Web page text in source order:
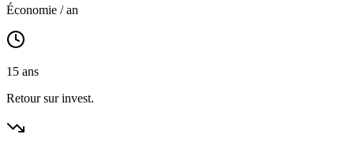
Économie / an
15 ans
Retour sur invest.